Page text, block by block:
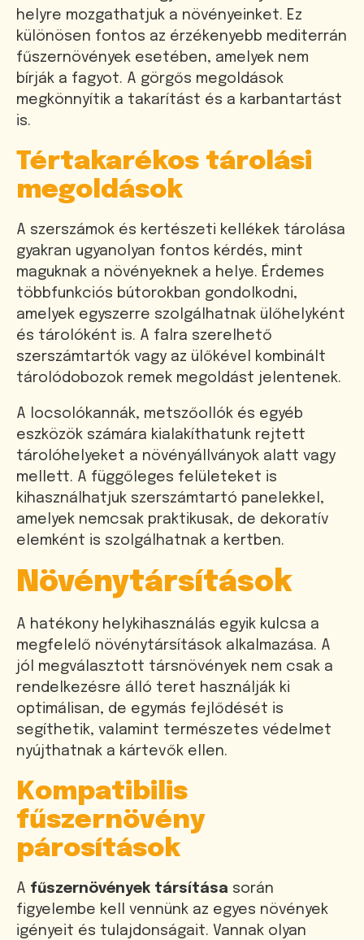
helyre mozgathatjuk a növényeinket. Ez
különösen fontos az érzékenyebb mediterrán
fűszernövények esetében, amelyek nem
bírják a fagyot. A görgős megoldások
megkönnyítik a takarítást és a karbantartást
is.
Tértakarékos tárolási
megoldások
A szerszámok és kertészeti kellékek tárolása
gyakran ugyanolyan fontos kérdés, mint
maguknak a növényeknek a helye. Érdemes
többfunkciós bútorokban gondolkodni,
amelyek egyszerre szolgálhatnak ülőhelyként
és tárolóként is. A falra szerelhető
szerszámtartók vagy az ülőkével kombinált
tárolódobozok remek megoldást jelentenek.
A locsolókannák, metszőollók és egyéb
eszközök számára kialakíthatunk rejtett
tárolóhelyeket a növényállványok alatt vagy
mellett. A függőleges felületeket is
kihasználhatjuk szerszámtartó panelekkel,
amelyek nemcsak praktikusak, de dekoratív
elemként is szolgálhatnak a kertben.
Növénytársítások
A hatékony helykihasználás egyik kulcsa a
megfelelő növénytársítások alkalmazása. A
jól megválasztott társnövények nem csak a
rendelkezésre álló teret használják ki
optimálisan, de egymás fejlődését is
segíthetik, valamint természetes védelmet
nyújthatnak a kártevők ellen.
Kompatibilis
fűszernövény
párosítások
A fűszernövények társítása során
figyelembe kell vennünk az egyes növények
igényeit és tulajdonságait. Vannak olyan